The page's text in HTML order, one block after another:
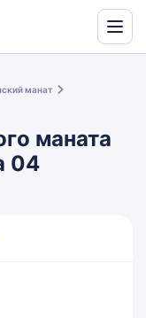
Translate
манат
маната
04